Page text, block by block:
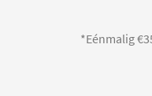
*Eénmalig